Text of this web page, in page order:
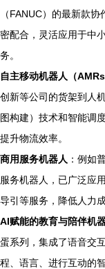
（FANUC）的最新款
密配合，灵活应用于中
务。
自主移动机器人（AMRs
创新等公司的货架到人
图构建）技术和智能调
提升物流效率。
商用服务机器人 ：例如
服务机器人，已广泛应
导引等服务，降低人力
AI赋能的教育与陪伴机
蛋系列，集成了语音交
程、语言、进行互动的智